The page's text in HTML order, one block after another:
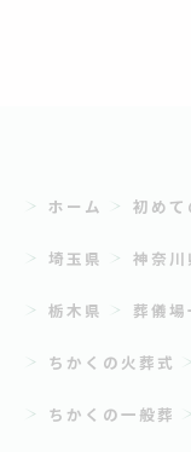
ホーム 初めて
埼玉県 神奈川
栃木県 葬儀場
ちかくの火葬式
ちかくの一般葬